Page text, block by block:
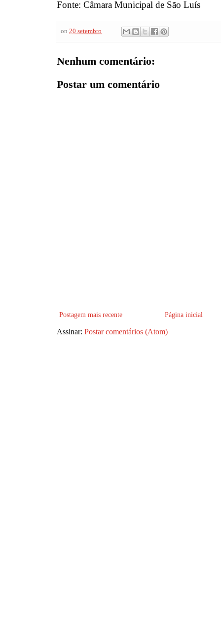
Fonte: Câmara Municipal de São Luís
on 20 setembro
Nenhum comentário:
Postar um comentário
Postagem mais recente Página inicial
Assinar: Postar comentários (Atom)